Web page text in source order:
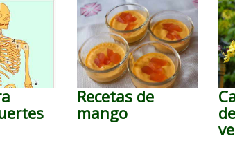
Recetas de
mango